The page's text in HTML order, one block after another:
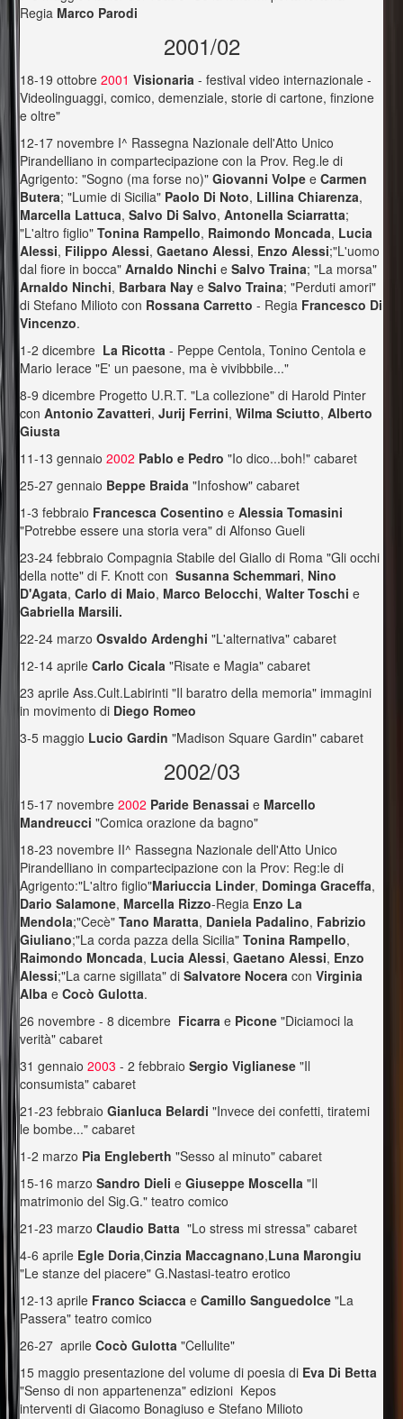
Regia Marco Parodi
2001/02
18-19 ottobre2001 Visionaria- festival video internazionale -
Videolinguaggi, comico, demenziale, storie di cartone, finzione
e oltre"
12-17 novembre I^ Rassegna Nazionale dell'Atto Unico
Pirandelliano in compartecipazione con la Prov. Reg.le di
Agrigento: "Sogno (ma forse no)"Giovanni VolpeeCarmen
Butera; "Lumie di Sicilia" Paolo Di Noto, Lillina Chiarenza,
Marcella Lattuca,Salvo Di Salvo,Antonella Sciarratta;
"L'altro figlio"Tonina Rampello, Raimondo Moncada, Lucia
Alessi, Filippo Alessi,Gaetano Alessi, Enzo Alessi;"L'uomo
dal fiore in bocca"Arnaldo NinchieSalvo Traina; "La morsa"
Arnaldo Ninchi, Barbara NayeSalvo Traina; "Perduti amori"
di Stefano Milioto con Rossana Carretto- Regia Francesco Di
Vincenzo.
1-2 dicembre La Ricotta- Peppe Centola, Tonino Centola e
Mario Ierace "E' un paesone, ma è vivibbbile..."
8-9 dicembre Progetto U.R.T. "La collezione" di Harold Pinter
conAntonio Zavatteri,Jurij Ferrini,Wilma Sciutto, Alberto
Giusta
11-13 gennaio2002 Pablo e Pedro"Io dico...boh!" cabaret
25-27 gennaio Beppe Braida"Infoshow" cabaret
1-3 febbraio Francesca CosentinoeAlessia Tomasini
"Potrebbe essere una storia vera" di Alfonso Gueli
23-24 febbraio Compagnia Stabile del Giallo di Roma "Gli occhi
della notte" di F. Knott conSusanna Schemmari, Nino
D'Agata, Carlo di Maio, Marco Belocchi,Walter Toschie
Gabriella Marsili.
22-24 marzoOsvaldo Ardenghi"L'alternativa" cabaret
12-14 aprileCarlo Cicala"Risate e Magia" cabaret
23 aprile Ass.Cult.Labirinti "Il baratro della memoria" immagini
in movimento di Diego Romeo
3-5 maggio Lucio Gardin"Madison Square Gardin" cabaret
2002/03
15-17 novembre2002 Paride Benassaie Marcello
Mandreucci"Comica orazione da bagno"
18-23 novembre II^ Rassegna Nazionale dell'Atto Unico
Pirandelliano in compartecipazione con la Prov: Reg:le di
Agrigento:"L'altro figlio"Mariuccia Linder, Dominga Graceffa,
Dario Salamone, Marcella Rizzo-Regia Enzo La
Mendola;"Cecè"Tano Maratta, Daniela Padalino, Fabrizio
Giuliano;"La corda pazza della Sicilia"Tonina Rampello,
Raimondo Moncada, Lucia Alessi,Gaetano Alessi, Enzo
Alessi;"La carne sigillata" diSalvatore NoceraconVirginia
AlbaeCocò Gulotta.
26 novembre - 8 dicembre Ficarra e Picone"Diciamoci la
verità" cabaret
31 gennaio2003 - 2 febbraioSergio Viglianese"Il
consumista" cabaret
21-23 febbraioGianluca Belardi"Invece dei confetti, tiratemi
le bombe..." cabaret
1-2 marzo Pia Engleberth"Sesso al minuto" cabaret
15-16 marzoSandro DielieGiuseppe Moscella"Il
matrimonio del Sig.G." teatro comico
21-23 marzoClaudio Batta"Lo stress mi stressa" cabaret
4-6 aprile Egle Doria,Cinzia Maccagnano,Luna Marongiu
"Le stanze del piacere" G.Nastasi-teatro erotico
12-13 aprile Franco SciaccaeCamillo Sanguedolce"La
Passera" teatro comico
26-27 aprileCocò Gulotta"Cellulite"
15 maggio presentazione del volume di poesia di Eva Di Betta
"Senso di non appartenenza" edizioni Kepos
interventi di Giacomo Bonagiuso e Stefano Milioto